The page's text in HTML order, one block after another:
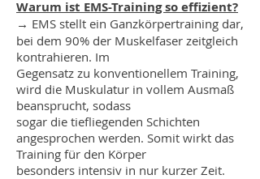
Warum ist EMS-Training so effizient?
→ EMS stellt ein Ganzkörpertraining dar,
bei dem 90% der Muskelfaser zeitgleich
kontrahieren. Im
Gegensatz zu konventionellem Training,
wird die Muskulatur in vollem Ausmaß
beansprucht, sodass
sogar die tiefliegenden Schichten
angesprochen werden. Somit wirkt das
Training für den Körper
besonders intensiv in nur kurzer Zeit.